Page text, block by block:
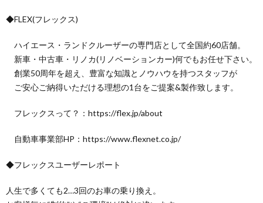
◆FLEX(フレックス)
ハイエース・ランドクルーザーの専門店として全国約60店舗。
新車・中古車・リノカ(リノベーションカー)何でもお任せ下さい。
創業50周年を超え、豊富な知識とノウハウを持つスタッフが
ご安心ご納得いただける理想の1台をご提案&製作致します。
フレックスって？：https://flex.jp/about​
自動車事業部HP：https://www.flexnet.co.jp/
◆フレックスユーザーレポート
人生で多くても2…3回のお車の乗り換え。